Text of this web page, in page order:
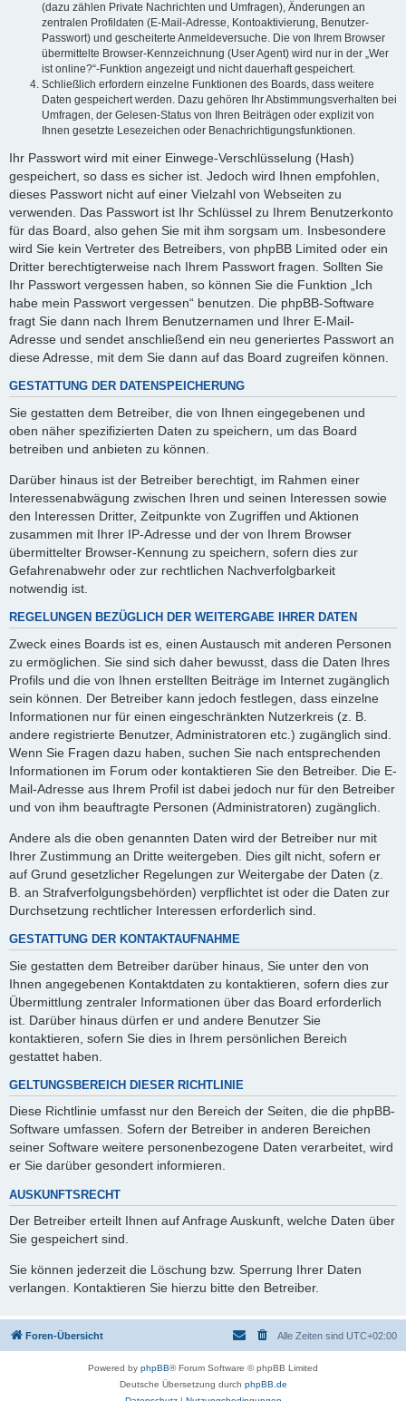
(dazu zählen Private Nachrichten und Umfragen), Änderungen an
zentralen Profildaten (E-Mail-Adresse, Kontoaktivierung, Benutzer-
Passwort) und gescheiterte Anmeldeversuche. Die von Ihrem Browser
übermittelte Browser-Kennzeichnung (User Agent) wird nur in der „Wer
ist online?“-Funktion angezeigt und nicht dauerhaft gespeichert.
Schließlich erfordern einzelne Funktionen des Boards, dass weitere
Daten gespeichert werden. Dazu gehören Ihr Abstimmungsverhalten bei
Umfragen, der Gelesen-Status von Ihren Beiträgen oder explizit von
Ihnen gesetzte Lesezeichen oder Benachrichtigungsfunktionen.
Ihr Passwort wird mit einer Einwege-Verschlüsselung (Hash)
gespeichert, so dass es sicher ist. Jedoch wird Ihnen empfohlen,
dieses Passwort nicht auf einer Vielzahl von Webseiten zu
verwenden. Das Passwort ist Ihr Schlüssel zu Ihrem Benutzerkonto
für das Board, also gehen Sie mit ihm sorgsam um. Insbesondere
wird Sie kein Vertreter des Betreibers, von phpBB Limited oder ein
Dritter berechtigterweise nach Ihrem Passwort fragen. Sollten Sie
Ihr Passwort vergessen haben, so können Sie die Funktion „Ich
habe mein Passwort vergessen“ benutzen. Die phpBB-Software
fragt Sie dann nach Ihrem Benutzernamen und Ihrer E-Mail-
Adresse und sendet anschließend ein neu generiertes Passwort an
diese Adresse, mit dem Sie dann auf das Board zugreifen können.
GESTATTUNG DER DATENSPEICHERUNG
Sie gestatten dem Betreiber, die von Ihnen eingegebenen und
oben näher spezifizierten Daten zu speichern, um das Board
betreiben und anbieten zu können.
Darüber hinaus ist der Betreiber berechtigt, im Rahmen einer
Interessenabwägung zwischen Ihren und seinen Interessen sowie
den Interessen Dritter, Zeitpunkte von Zugriffen und Aktionen
zusammen mit Ihrer IP-Adresse und der von Ihrem Browser
übermittelter Browser-Kennung zu speichern, sofern dies zur
Gefahrenabwehr oder zur rechtlichen Nachverfolgbarkeit
notwendig ist.
REGELUNGEN BEZÜGLICH DER WEITERGABE IHRER DATEN
Zweck eines Boards ist es, einen Austausch mit anderen Personen
zu ermöglichen. Sie sind sich daher bewusst, dass die Daten Ihres
Profils und die von Ihnen erstellten Beiträge im Internet zugänglich
sein können. Der Betreiber kann jedoch festlegen, dass einzelne
Informationen nur für einen eingeschränkten Nutzerkreis (z. B.
andere registrierte Benutzer, Administratoren etc.) zugänglich sind.
Wenn Sie Fragen dazu haben, suchen Sie nach entsprechenden
Informationen im Forum oder kontaktieren Sie den Betreiber. Die E-
Mail-Adresse aus Ihrem Profil ist dabei jedoch nur für den Betreiber
und von ihm beauftragte Personen (Administratoren) zugänglich.
Andere als die oben genannten Daten wird der Betreiber nur mit
Ihrer Zustimmung an Dritte weitergeben. Dies gilt nicht, sofern er
auf Grund gesetzlicher Regelungen zur Weitergabe der Daten (z.
B. an Strafverfolgungsbehörden) verpflichtet ist oder die Daten zur
Durchsetzung rechtlicher Interessen erforderlich sind.
GESTATTUNG DER KONTAKTAUFNAHME
Sie gestatten dem Betreiber darüber hinaus, Sie unter den von
Ihnen angegebenen Kontaktdaten zu kontaktieren, sofern dies zur
Übermittlung zentraler Informationen über das Board erforderlich
ist. Darüber hinaus dürfen er und andere Benutzer Sie
kontaktieren, sofern Sie dies in Ihrem persönlichen Bereich
gestattet haben.
GELTUNGSBEREICH DIESER RICHTLINIE
Diese Richtlinie umfasst nur den Bereich der Seiten, die die phpBB-
Software umfassen. Sofern der Betreiber in anderen Bereichen
seiner Software weitere personenbezogene Daten verarbeitet, wird
er Sie darüber gesondert informieren.
AUSKUNFTSRECHT
Der Betreiber erteilt Ihnen auf Anfrage Auskunft, welche Daten über
Sie gespeichert sind.
Sie können jederzeit die Löschung bzw. Sperrung Ihrer Daten
verlangen. Kontaktieren Sie hierzu bitte den Betreiber.
Foren-Übersicht Alle Zeiten sind UTC+02:00
Powered by phpBB® Forum Software © phpBB Limited
Deutsche Übersetzung durch phpBB.de